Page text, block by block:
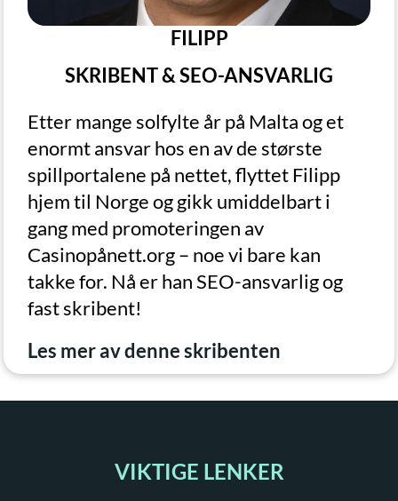
FILIPP
SKRIBENT & SEO-ANSVARLIG
Etter mange solfylte år på Malta og et
enormt ansvar hos en av de største
spillportalene på nettet, flyttet Filipp
hjem til Norge og gikk umiddelbart i
gang med promoteringen av
Casinopånett.org – noe vi bare kan
takke for. Nå er han SEO-ansvarlig og
fast skribent!
Les mer av denne skribenten
VIKTIGE LENKER